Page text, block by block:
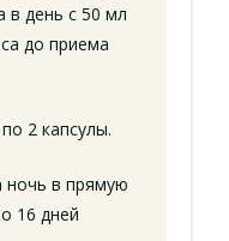
в день с 50 мл
до приема
2 капсулы.
ночь в прямую
16 дней